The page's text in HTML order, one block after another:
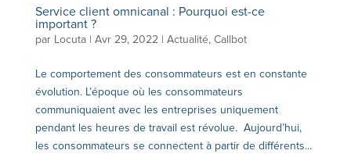
Service client omnicanal : Pourquoi est-ce
important ?
par Locuta| Avr 29, 2022| Actualité, Callbot
Le comportement des consommateurs est en constante
évolution. L’époque où les consommateurs
communiquaient avec les entreprises uniquement
pendant les heures de travail est révolue. Aujourd’hui,
les consommateurs se connectent à partir de différents...